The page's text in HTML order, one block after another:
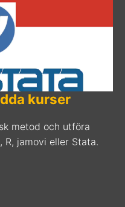
kurser
metod och utföra
R, jamovi eller Stata.